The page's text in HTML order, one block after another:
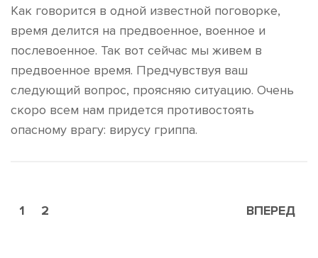
Как говорится в одной известной поговорке,
время делится на предвоенное, военное и
послевоенное. Так вот сейчас мы живем в
предвоенное время. Предчувствуя ваш
следующий вопрос, проясняю ситуацию. Очень
скоро всем нам придется противостоять
опасному врагу: вирусу гриппа.
1 2 ВПЕРЕД